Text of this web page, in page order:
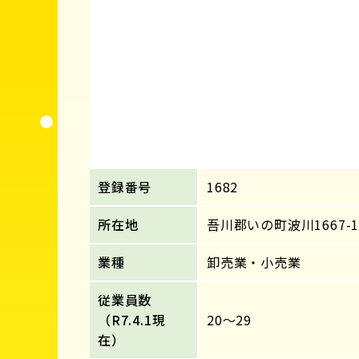
登録番号
1682
所在地
吾川郡いの町波川1667-1
業種
卸売業・小売業
従業員数
（R7.4.1現
在）
20～29